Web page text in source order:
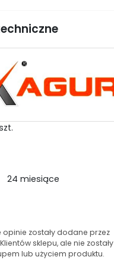
24 miesiące
zostały dodane przez
sklepu, ale nie zostały
lub użyciem produktu.